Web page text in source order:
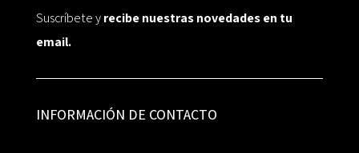
Suscríbete yrecibe nuestras novedades en tu
email.
INFORMACIÓN DE CONTACTO